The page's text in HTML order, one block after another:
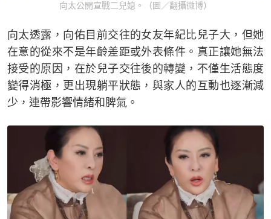
向太公開宣戰二兒媳。（圖／翻攝微博）
向太透露，向佑目前交往的女友年紀比兒子大，但她
在意的從來不是年齡差距或外表條件。真正讓她無法
接受的原因，在於兒子交往後的轉變，不僅生活態度
變得消極，更出現躺平狀態，與家人的互動也逐漸減
少，連帶影響情緒和脾氣。